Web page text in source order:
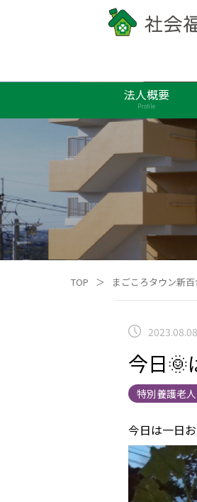
法人概要
Profile
TOP ＞ まごころタウン新
2023.08.08
今日
特別養護老
今日は一日